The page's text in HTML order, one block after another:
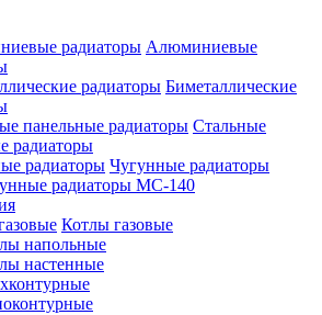
Алюминиевые
Биметаллические
Стальные
радиаторы
Чугунные радиаторы
радиаторы МС-140
Котлы газовые
напольные
настенные